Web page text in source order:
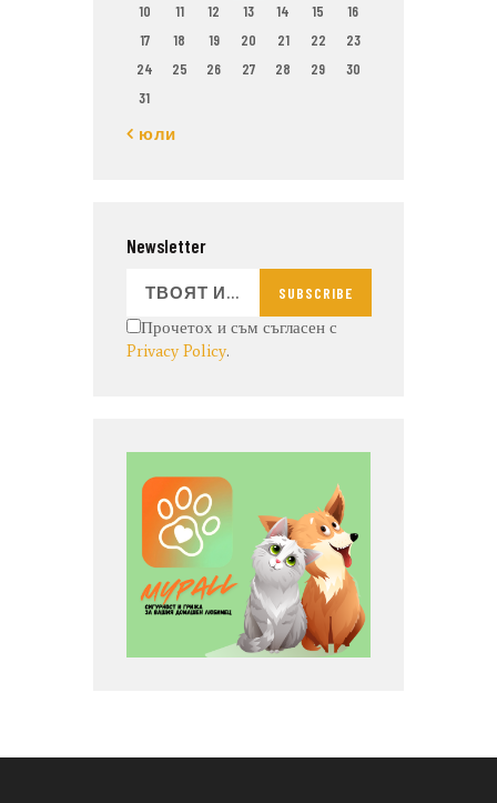
10
11 12 13 14 15
16
17
18 19 20 21 22
23
24
25 26 27 28 29
30
31
« юли
Newsletter
SUBSCRIBE
Прочетох и съм съгласен с
Privacy Policy.